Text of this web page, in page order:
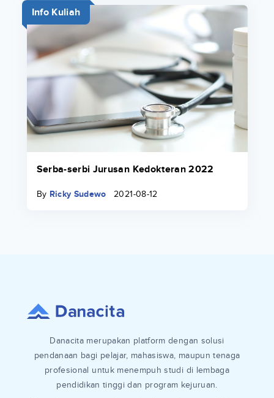
Info Kuliah
Serba-serbi Jurusan Kedokteran 2022
By Ricky Sudewo 2021-08-12
Danacita merupakan platform dengan solusi
pendanaan bagi pelajar, mahasiswa, maupun tenaga
profesional untuk menempuh studi di lembaga
pendidikan tinggi dan program kejuruan.